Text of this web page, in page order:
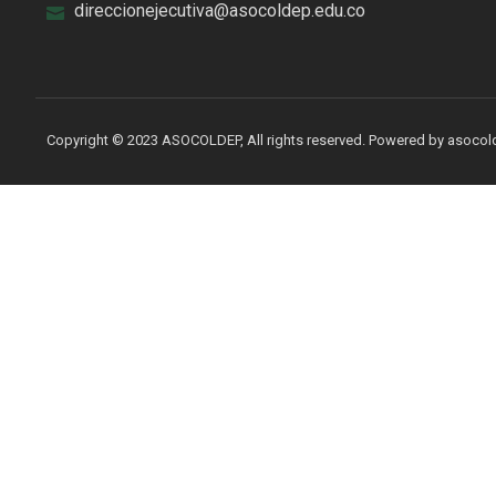
direccionejecutiva@asocoldep.edu.co
Copyright © 2023 ASOCOLDEP, All rights reserved. Powered by